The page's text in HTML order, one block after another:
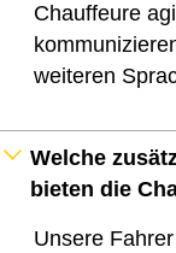
Chauffeure
weiteren
Welche
bieten die
Unsere